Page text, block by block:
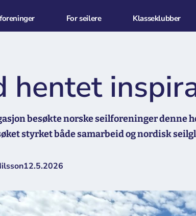
For seilere Klasseklubber
hentet
besøkte norske seilforeninger
styrket både samarbeid og nordisk
12.5.2026